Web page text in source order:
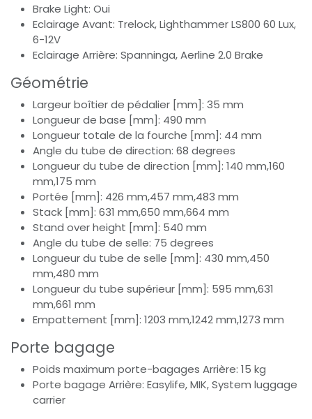
Brake Light: Oui
Eclairage Avant: Trelock, Lighthammer LS800 60 Lux,
6-12V
Eclairage Arrière: Spanninga, Aerline 2.0 Brake
Géométrie
Largeur boîtier de pédalier [mm]: 35 mm
Longueur de base [mm]: 490 mm
Longueur totale de la fourche [mm]: 44 mm
Angle du tube de direction: 68 degrees
Longueur du tube de direction [mm]: 140 mm,160
mm,175 mm
Portée [mm]: 426 mm,457 mm,483 mm
Stack [mm]: 631 mm,650 mm,664 mm
Stand over height [mm]: 540 mm
Angle du tube de selle: 75 degrees
Longueur du tube de selle [mm]: 430 mm,450
mm,480 mm
Longueur du tube supérieur [mm]: 595 mm,631
mm,661 mm
Empattement [mm]: 1203 mm,1242 mm,1273 mm
Porte bagage
Poids maximum porte-bagages Arrière: 15 kg
Porte bagage Arrière: Easylife, MIK, System luggage
carrier